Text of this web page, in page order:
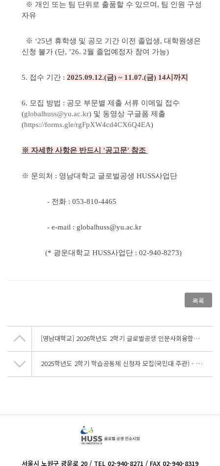
※ 개인 또는 팀 단위로 출품할 수 있으며, 팀 인원 구성
자유
※ ‘25년 휴학생 및 공모 기간 이전 졸업생, 대학원생은
신청 불가 (단, ’26. 2월 졸업예정자 참여 가능)
5. 접수 기간 : 2025.09.12.(금) ~ 11.07.(금) 14시까지
6. 모집 방법 : 공모 부문별 제출 서류 이메일 접수
(globalhuss@yu.ac.kr) 및 동영상 구글폼 제출
(https://forms.gle/rgFpXW4cd4CX6Q4EA)
※ 자세한 사항은 반드시 '공고문' 참조
※ 문의처 : 영남대학교 글로벌공생 HUSS사업단
- 전화 : 053-810-4465
- e-mail : globalhuss@yu.ac.kr
(* 광운대학교 HUSS사업단 : 02-940-8273)
목록
[영남대학교] 2026학년도 2학기 글로벌공생 인문사회융합인재양성사업 학점교류 안내
2025학년도 2학기 학습공동체 신청자 모집(국민대 주관) - gis 기반 사회현상 분석 학습 공동체
서울시 노원구 광운로 20 / TEL 02-940-8271 / FAX 02-940-8319